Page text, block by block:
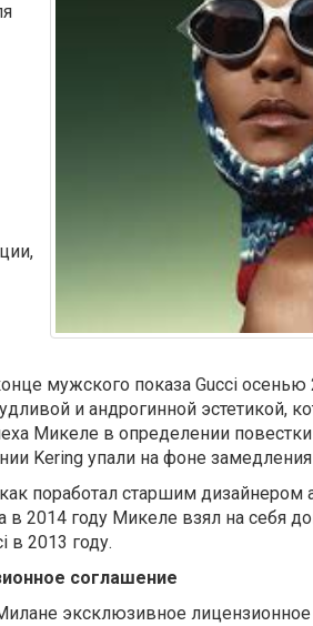
мужского показа Gucci осенью
и андрогинной эстетикой,
Микеле в определении
Kering упали на фоне замедления
поработал старшим дизайнером
2014 году Микеле взял на себя
в 2013 году.
соглашение
эксклюзивное